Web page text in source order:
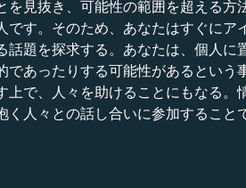
見抜き、可能性の範囲を超える方
す。そのため、あなたはすぐにア
題を探求する。あなたは、個人に
あったりする可能性があるという
で、人々を助けることにもなる。
人々との話し合いに参加すること